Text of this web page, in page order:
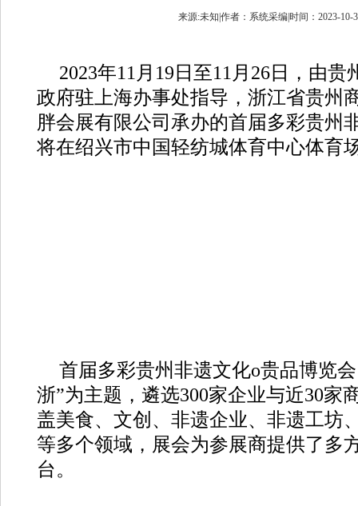
来源:未知|作者：系统采编|时间：2023-10-
2023年11月19日至11月26日，由
政府驻上海办事处指导，浙江省贵州
胖会展有限公司承办的首届多彩贵州
将在绍兴市中国轻纺城体育中心体育
首届多彩贵州非遗文化o贵品博览
浙”为主题，遴选300家企业与近30家
盖美食、文创、非遗企业、非遗工坊
等多个领域，展会为参展商提供了多
台。